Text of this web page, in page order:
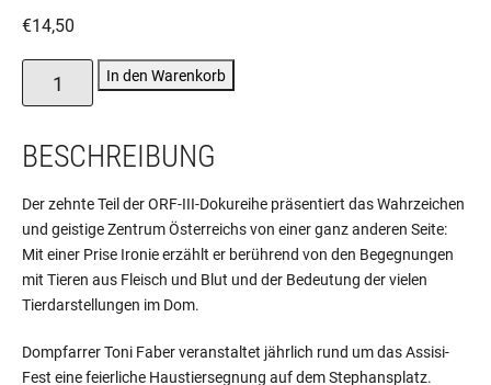
€14,50
Stephan
die
Tiere
Menge
In den Warenkorb
BESCHREIBUNG
Der zehnte Teil der ORF-III-Dokureihe präsentiert das Wahrzeichen
und geistige Zentrum Österreichs von einer ganz anderen Seite:
Mit einer Prise Ironie erzählt er berührend von den Begegnungen
mit Tieren aus Fleisch und Blut und der Bedeutung der vielen
Tierdarstellungen im Dom.
Dompfarrer Toni Faber veranstaltet jährlich rund um das Assisi-
Fest eine feierliche Haustiersegnung auf dem Stephansplatz.